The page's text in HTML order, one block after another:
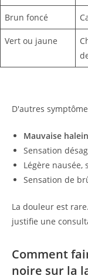
Brun foncé
Vert ou jaune
D'autres
Mauvaise
Sensation
Légère
Sensation de
La douleur est
justifie une
Comment
noire sur la